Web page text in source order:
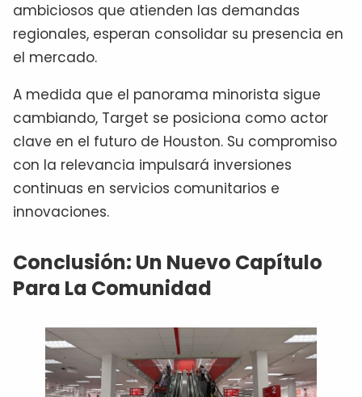
ambiciosos que atienden las demandas
regionales, esperan consolidar su presencia en
el mercado.
A medida que el panorama minorista sigue
cambiando, Target se posiciona como actor
clave en el futuro de Houston. Su compromiso
con la relevancia impulsará inversiones
continuas en servicios comunitarios e
innovaciones.
Conclusión: Un Nuevo Capítulo
Para La Comunidad